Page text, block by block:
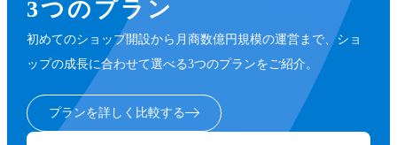
3つのプラン
初めてのショップ開設から月商数億円規模の運営まで、ショ
ップの成長に合わせて選べる3つのプランをご紹介。
プランを詳しく比較する